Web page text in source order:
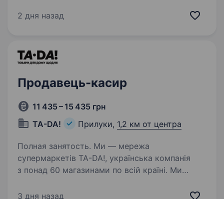
фінансові послуги та купити ювелірні
2 дня назад
Продавець-касир
11 435 – 15 435 грн
TA-DA!
Прилуки, 1,2 км от центра
Полная занятость. Ми — мережа
супермаркетів TA-DA!, українська компанія
з понад 60 магазинами по всій країні. Ми
запрошуємо до нашої команди — Продавця (-
3 дня назад